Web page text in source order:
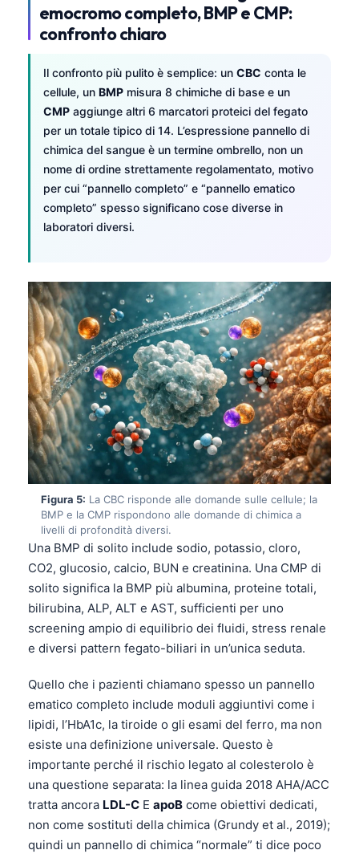
emocromo completo, BMP e CMP:
confronto chiaro
Il confronto più pulito è semplice: un CBC conta le
cellule, un BMP misura 8 chimiche di base e un
CMP aggiunge altri 6 marcatori proteici del fegato
per un totale tipico di 14. L’espressione pannello di
chimica del sangue è un termine ombrello, non un
nome di ordine strettamente regolamentato, motivo
per cui “pannello completo” e “pannello ematico
completo” spesso significano cose diverse in
laboratori diversi.
Figura 5: La CBC risponde alle domande sulle cellule; la
BMP e la CMP rispondono alle domande di chimica a
livelli di profondità diversi.
Una BMP di solito include sodio, potassio, cloro,
CO2, glucosio, calcio, BUN e creatinina. Una CMP di
solito significa la BMP più albumina, proteine totali,
bilirubina, ALP, ALT e AST, sufficienti per uno
screening ampio di equilibrio dei fluidi, stress renale
e diversi pattern fegato-biliari in un’unica seduta.
Quello che i pazienti chiamano spesso un pannello
ematico completo include moduli aggiuntivi come i
lipidi, l’HbA1c, la tiroide o gli esami del ferro, ma non
esiste una definizione universale. Questo è
importante perché il rischio legato al colesterolo è
una questione separata: la linea guida 2018 AHA/ACC
tratta ancora LDL-C E apoB come obiettivi dedicati,
non come sostituti della chimica (Grundy et al., 2019);
quindi un pannello di chimica “normale” ti dice poco
Кыргызча
Беларуская мова
Esperanto
Ślōnskŏ gŏdka
Norsk bokmål